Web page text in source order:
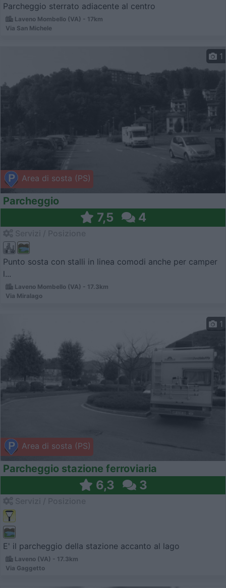
Parcheggio sterrato adiacente al centro
Laveno Mombello (VA) - 17km
Via San Michele
Area di sosta (PS)
1
Parcheggio
7,5 4
Punto sosta con stalli in linea comodi anche per camper
l...
Laveno Mombello (VA) - 17.3km
Via Miralago
Area di sosta (PS)
1
Parcheggio stazione ferroviaria
6,3 3
E' il parcheggio della stazione accanto al lago
Laveno (VA) - 17.3km
Via Gaggetto